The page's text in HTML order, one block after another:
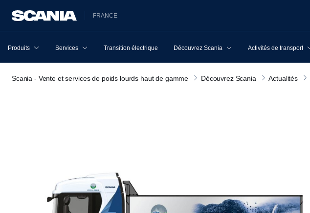
FRANCE
Produits Services Transition électrique Découvrez Scania Activités de transport
Scania - Vente et services de poids lourds haut de gamme Découvrez Scania Actualités